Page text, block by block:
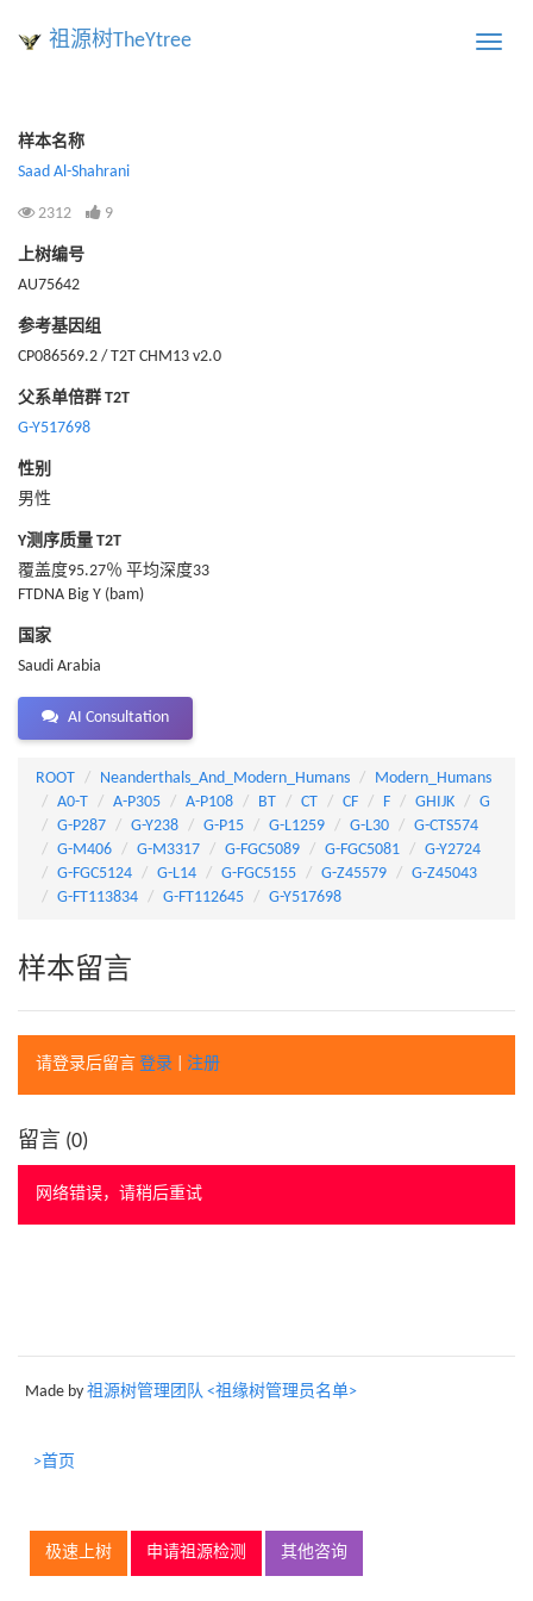
Toggle
祖源树TheYtree
样本名称
Saad Al-Shahrani
2312 9
上树编号
AU75642
参考基因组
CP086569.2 / T2T CHM13 v2.0
父系单倍群 T2T
G-Y517698
性别
男性
Y测序质量 T2T
覆盖度95.27％ 平均深度33
FTDNA Big Y (bam)
国家
Saudi Arabia
AI Consultation
ROOT Neanderthals_And_Modern_Humans
Modern_Humans
A0-T
A-P305 A-P108 BT CT CF F GHIJK
G
G-P287
G-Y238 G-P15 G-L1259 G-L30
G-CTS574
G-M406
G-M3317 G-FGC5089 G-FGC5081
G-Y2724
G-FGC5124
G-L14 G-FGC5155 G-Z45579
G-Z45043
G-FT113834
G-FT112645 G-Y517698
样本留言
请登录后留言 登录 注册
留言 (0)
网络错误，请稍后重试
Made by 祖源树管理团队 <祖缘树管理员名单>
>首页
极速上树 申请祖源检测 其他咨询